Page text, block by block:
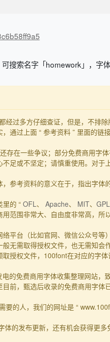
搜索名字「homework」，字体
过多方仔细查证，但是，不排
通过上面 “ 参考资料 ” 里面的链
存在一些争议；部分免费商用字
足或不坚定；请慎重使用。对于
参考资料的意义在于，指出字体
的 “ OFL 、 Apache、 MIT、 GPL
范围非常大、自由度非常高，所
平台（比如官网、微信公众号
无需取得授权文件，也无需知
授权文件，100font在对应的字
的免费商用字体收集整理网站
前，甄选后收录的免费商用字体
的人，我们的网址是 “
体的发布更新，还有机会获得更多